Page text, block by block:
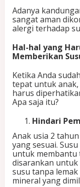
Adanya
sangat aman
alergi terhadap
Hal-hal yang
Memberikan
Ketika Anda
tepat untuk
harus
Apa saja itu?
Hindari
Anak usia 2
yang sesuai.
untuk membantu
disarankan untuk
susu tanpa
mineral yang